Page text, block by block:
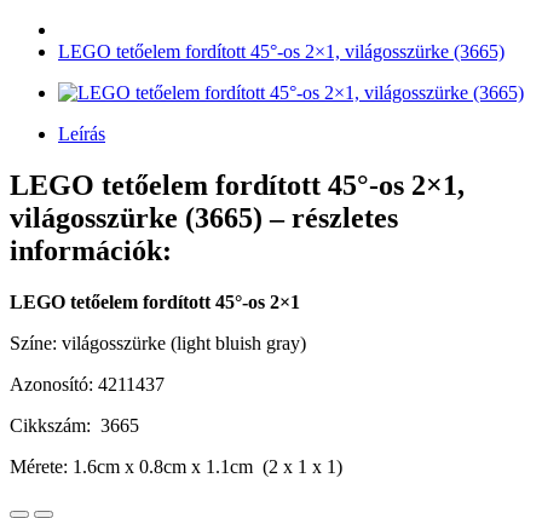
LEGO tetőelem fordított 45°-os 2×1, világosszürke (3665)
Leírás
LEGO tetőelem fordított 45°-os 2×1,
világosszürke (3665) – részletes
információk:
LEGO tetőelem fordított 45°-os 2×1
Színe: világosszürke (light bluish gray)
Azonosító: 4211437
Cikkszám: 3665
Mérete: 1.6cm x 0.8cm x 1.1cm (2 x 1 x 1)